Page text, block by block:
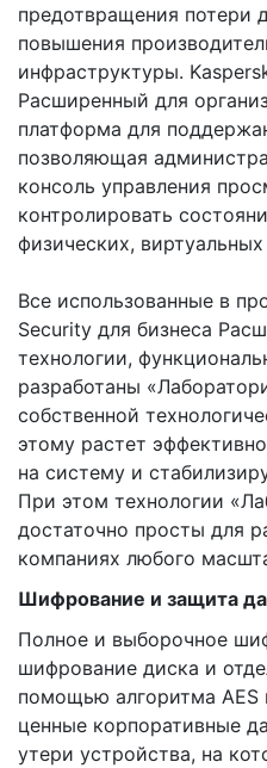
предотвращения потери
повышения
инфраструктуры.
Расширенный для
платформа для
позволяющая
консоль управления
контролировать
физических,
Все использованные в
Security для бизнеса
технологии,
разработаны
собственной
этому растет
на систему и
При этом технологии
достаточно просты для
компаниях любого
Шифрование и защита
Полное и выборочное
шифрование диска и
помощью алгоритма AES
ценные корпоративные
утери устройства, на